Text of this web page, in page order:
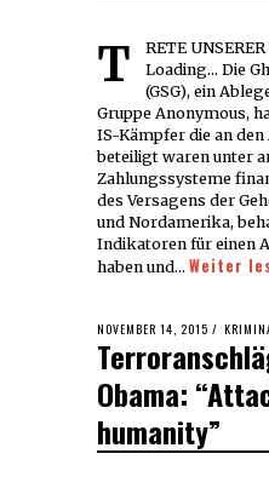
TRETE UNSERER TG GRUPPE BEI
Loading... Die
(GSG), ein
Gruppe Anonymous,
IS-Kämpfer die an
beteiligt waren unter
Zahlungssysteme
des Versagens der
und Nordamerika,
Indikatoren für einen
haben und… Weiter
POSTED
ON
NOVEMBER 14, 2015 NOVEMBER
2015
Obama:
humanity”